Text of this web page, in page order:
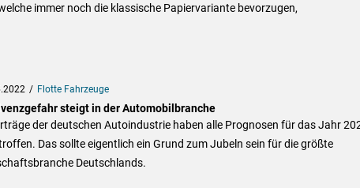
immer noch die klassische Papiervariante bevorzugen,
Flotte Fahrzeuge
steigt in der Automobilbranche
der deutschen Autoindustrie haben alle Prognosen für das Jahr
Das sollte eigentlich ein Grund zum Jubeln sein für die größte
Deutschlands.